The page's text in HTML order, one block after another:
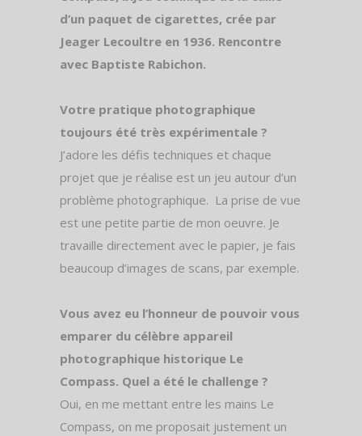
d’un paquet de cigarettes, crée par
Jeager Lecoultre en 1936. Rencontre
avec Baptiste Rabichon.
Votre pratique photographique
toujours été très expérimentale ?
J’adore les défis techniques et chaque
projet que je réalise est un jeu autour d’un
problème photographique. La prise de vue
est une petite partie de mon oeuvre. Je
travaille directement avec le papier, je fais
beaucoup d’images de scans, par exemple.
Vous avez eu l’honneur de pouvoir vous
emparer du célèbre appareil
photographique historique Le
Compass. Quel a été le challenge ?
Oui, en me mettant entre les mains Le
Compass, on me proposait justement un